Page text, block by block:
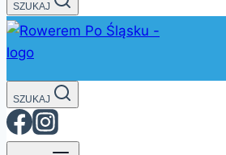
SZUKAJ
SZUKAJ